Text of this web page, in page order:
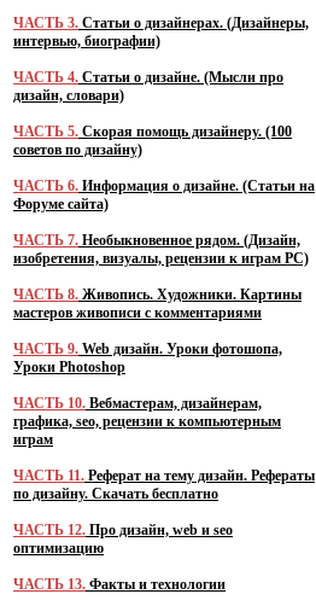
ЧАСТЬ 3. Статьи о дизайнерах. (Дизайнеры,
интервью, биографии)
ЧАСТЬ 4. Статьи о дизайне. (Мысли про
дизайн, словари)
ЧАСТЬ 5. Скорая помощь дизайнеру. (100
советов по дизайну)
ЧАСТЬ 6. Информация о дизайне. (Статьи на
Форуме сайта)
ЧАСТЬ 7. Необыкновенное рядом. (Дизайн,
изобретения, визуалы, рецензии к играм PC)
ЧАСТЬ 8. Живопись. Художники. Картины
мастеров живописи с комментариями
ЧАСТЬ 9. Web дизайн. Уроки фотошопа,
Уроки Photoshop
ЧАСТЬ 10. Вебмастерам, дизайнерам,
графика, seo, рецензии к компьютерным
играм
ЧАСТЬ 11. Реферат на тему дизайн. Рефераты
по дизайну. Скачать бесплатно
ЧАСТЬ 12. Про дизайн, web и seo
оптимизацию
ЧАСТЬ 13. Факты и технологии